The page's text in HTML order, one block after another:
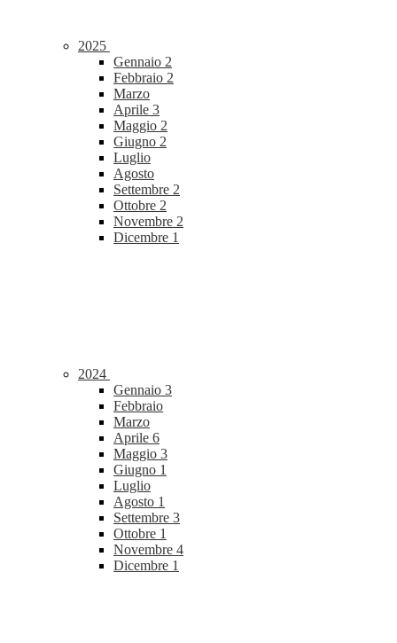
2025
Gennaio 2
Febbraio 2
Marzo
Aprile 3
Maggio 2
Giugno 2
Luglio
Agosto
Settembre 2
Ottobre 2
Novembre 2
Dicembre 1
2024
Gennaio 3
Febbraio
Marzo
Aprile 6
Maggio 3
Giugno 1
Luglio
Agosto 1
Settembre 3
Ottobre 1
Novembre 4
Dicembre 1